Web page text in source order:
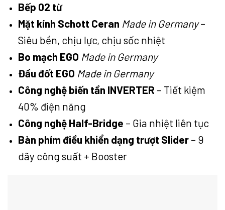
Bếp 02 từ
Mặt kính Schott Ceran Made in Germany–
Siêu bền, chịu lực, chịu sốc nhiệt
Bo mạch EGO Made in Germany
Đầu đốt EGO Made in Germany
Công nghệ biến tần INVERTER – Tiết kiệm
40% điện năng
Công nghệ Half-Bridge – Gia nhiệt liên tục
Bàn phím điều khiển dạng trượt Slider– 9
dãy công suất + Booster